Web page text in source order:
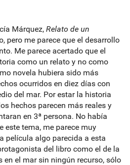
Márquez, Relato de un
pero me parece que el desarrollo
Me parece acertado que el
como un relato y no como
novela hubiera sido más
ocurridos en diez días con
del mar. Por estar la historia
hechos parecen más reales y
en 3ª persona. No había
este tema, me parece muy
película algo parecida a esta
del libro como el de la
en el mar sin ningún recurso, sólo